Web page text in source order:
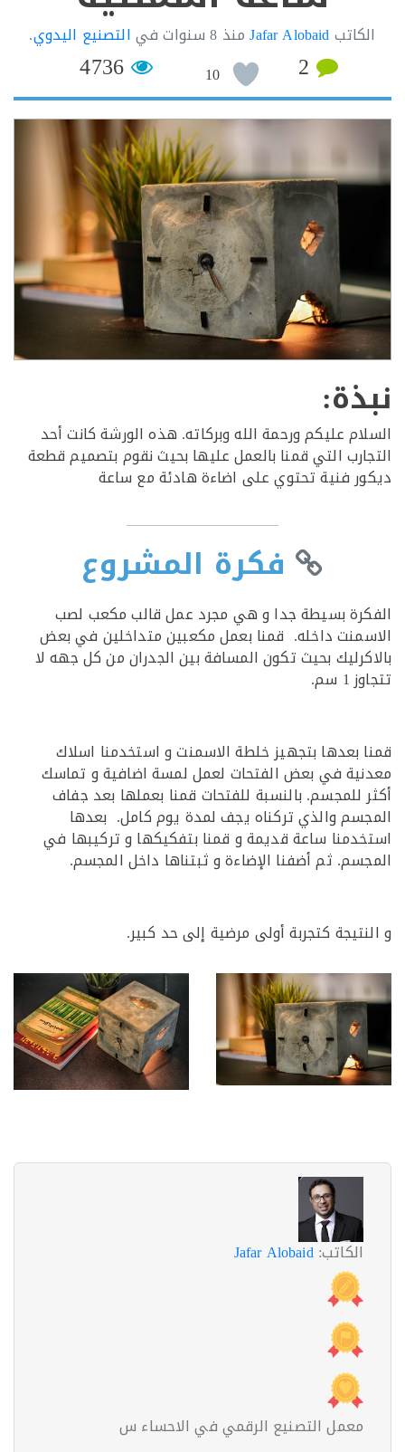
Jafar Alobaidمنذ8 سنوات فيالتصنيع اليدوي.
2
10
4736
عليكم ورحمة الله وبركاته. هذه الورشة كانت أحد
التي قمنا بالعمل عليها بحيث نقوم بتصميم قطعة
فنية تحتوي على اضاءة هادئة مع ساعة
فكرة المشروع
بسيطة جدا و هي مجرد عمل قالب مكعب لصب
داخله. قمنا بعمل مكعبين متداخلين في بعض
بحيث تكون المسافة بين الجدران من كل جهه لا
سم.
بعدها بتجهيز خلطة الاسمنت و استخدمنا اسلاك
في بعض الفتحات لعمل لمسة اضافية و تماسك
للمجسم. بالنسبة للفتحات قمنا بعملها بعد جفاف
والذي تركناه يجف لمدة يوم كامل. بعدها
ساعة قديمة و قمنا بتفكيكها و تركيبها في
ثم أضفنا الإضاءة و ثبتناها داخل المجسم.
كتجربة أولى مرضية إلى حد كبير.
الكاتب:Jafar Alobaid
معمل التصنيع الرقمي في الاحساء س